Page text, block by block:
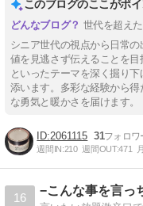
このブログのここがポ
世代を超え
シニア世代の視点から日常
値を見逃さず伝えることを
といったテーマを深く掘り
添います。多彩な経験から
な勇気と暖かさを届けます。
2061115 31
週間IN:210 週間OUT:471
16